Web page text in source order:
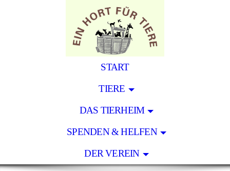
START
TIERE
DAS TIERHEIM
SPENDEN & HELFEN
DER VEREIN